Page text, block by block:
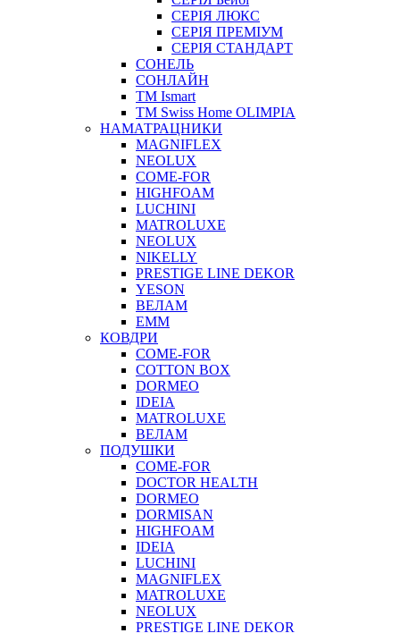
СЕРІЯ ЛЮКС
СЕРІЯ ПРЕМІУМ
СЕРІЯ СТАНДАРТ
СОНЕЛЬ
СОНЛАЙН
ТМ Ismart
ТМ Swiss Home OLIMPIA
НАМАТРАЦНИКИ
MAGNIFLEX
NEOLUX
COME-FOR
HIGHFOAM
LUCHINI
MATROLUXE
NEOLUX
NIKELLY
PRESTIGE LINE DEKOR
YESON
ВЕЛАМ
ЕММ
КОВДРИ
COME-FOR
COTTON BOX
DORMEO
IDEIA
MATROLUXE
ВЕЛАМ
ПОДУШКИ
COME-FOR
DOCTOR HEALTH
DORMEO
DORMISAN
HIGHFOAM
IDEIA
LUCHINI
MAGNIFLEX
MATROLUXE
NEOLUX
PRESTIGE LINE DEKOR